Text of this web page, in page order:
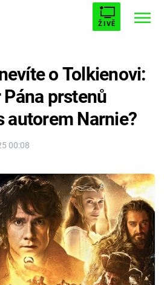
ŽIVĚ
AVENGERS 5
00:08
o Tolkienovi:
prstenů
autorem Narnie?